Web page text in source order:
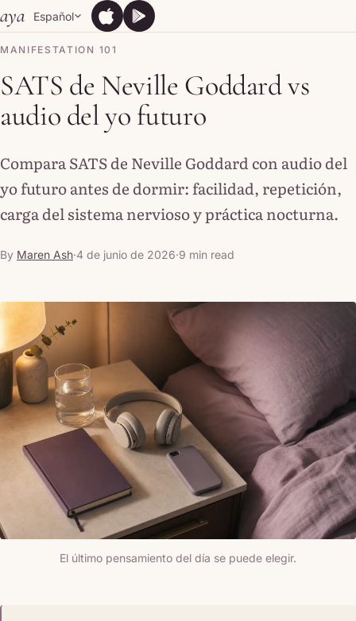
Skip to content
aya Español App Store
App StoreGoogle Play
Google Play
MANIFESTATION 101
SATS de Neville Goddard vs
audio del yo futuro
Compara SATS de Neville Goddard con audio del
yo futuro antes de dormir: facilidad, repetición,
carga del sistema nervioso y práctica nocturna.
By Maren Ash·4 de junio de 2026·9 min read
El último pensamiento del día se puede elegir.